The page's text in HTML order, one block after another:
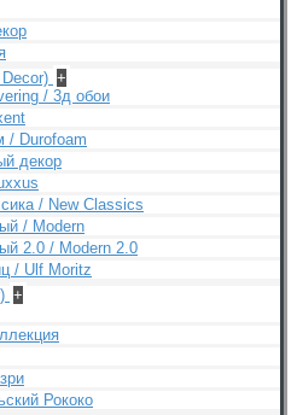
+
/ 3д обои
/ Durofoam
декор
/ New Classics
/ Modern
2.0 / Modern 2.0
/ Ulf Moritz
+
Рококо